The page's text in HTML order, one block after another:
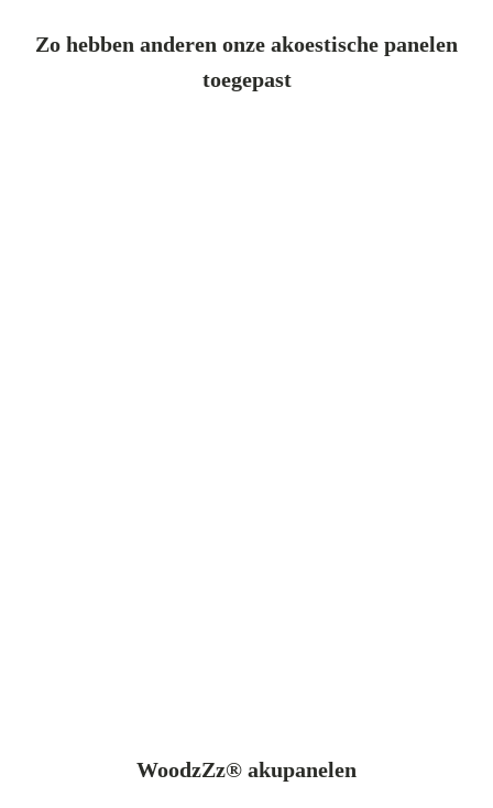
Zo hebben anderen onze akoestische panelen
toegepast
WoodzZz® akupanelen